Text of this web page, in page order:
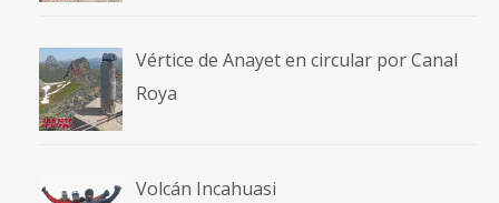
Vértice de Anayet en circular por Canal
Roya
Volcán Incahuasi